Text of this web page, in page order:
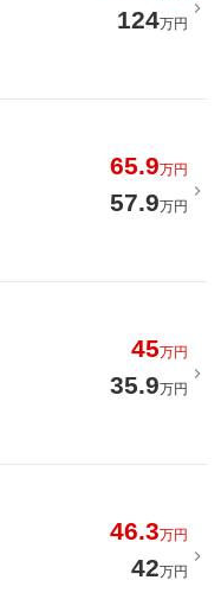
124万円
65.9万円
57.9万円
45万円
35.9万円
46.3万円
42万円